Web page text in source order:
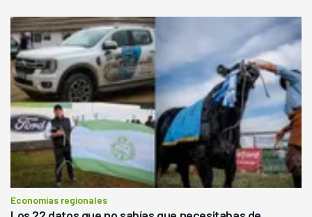
Economías regionales